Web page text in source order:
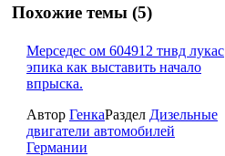
Похожие темы (5)
Мерседес ом 604912 тнвд лукас
эпика как выставить начало
впрыска.
Автор ГенкаРаздел Дизельные
двигатели автомобилей
Германии